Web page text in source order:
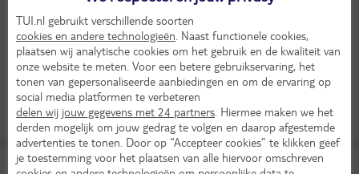
LAST MINUTE!
25°
in aug
Vanaf Amsterdam
Bekijk alle vertrekluchthavens
All Inclusive
1329,-
Alle verplichte kosten inbegrepen!
9,4
TUI TIME TO SMILE Chogogo Dive &
TUI.nl gebruikt verschillende soorten
cookies en andere technologieën . Naast functionele cookies,
plaatsen wij analytische cookies om het gebruik en de kwaliteit van
onze website te meten. Voor een betere gebruikservaring, het
tonen van gepersonaliseerde aanbiedingen en om de ervaring op
social media platformen te verbeteren
delen wij jouw gegevens met 24 partners . Hiermee maken we het
derden mogelijk om jouw gedrag te volgen en daarop afgestemde
advertenties te tonen. Door op “Accepteer cookies” te klikken geef
je toestemming voor het plaatsen van alle hiervoor omschreven